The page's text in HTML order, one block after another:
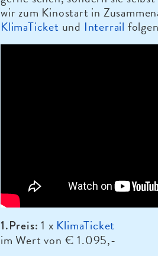
wir zum Kinostart in
KlimaTicket und Interrail
1.Preis:1 x KlimaTicket
im Wert von € 1.095,-